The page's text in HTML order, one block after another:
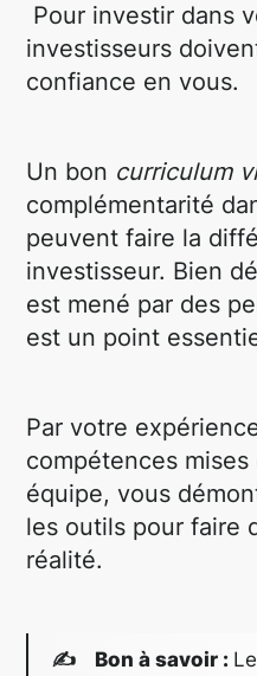
Pour investir dans
investisseurs
confiance en vous.
Un bon curriculum
complémentarité
peuvent faire la
investisseur. Bien
est mené par des
est un point
Par votre
compétences
équipe, vous
les outils pour faire
réalité.
✍ Bon à savoir :